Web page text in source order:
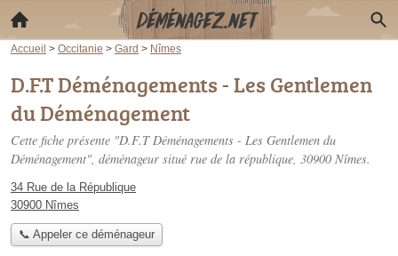
Accueil > Occitanie > Gard > Nîmes
D.F.T Déménagements - Les Gentlemen
du Déménagement
Cette fiche présente "D.F.T Déménagements - Les Gentlemen du
Déménagement", déménageur situé rue de la république, 30900 Nîmes.
34 Rue de la République
30900 Nîmes
📞 Appeler ce déménageur